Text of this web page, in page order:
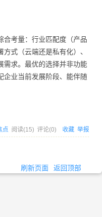
合考量：行业匹配度（产品
式（云端还是私有化）、
需求。最优的选择并非功能
企业当前发展阶段、能伴随
点 阅读(15) 评论(0) 收藏 举报
刷新页面 返回顶部